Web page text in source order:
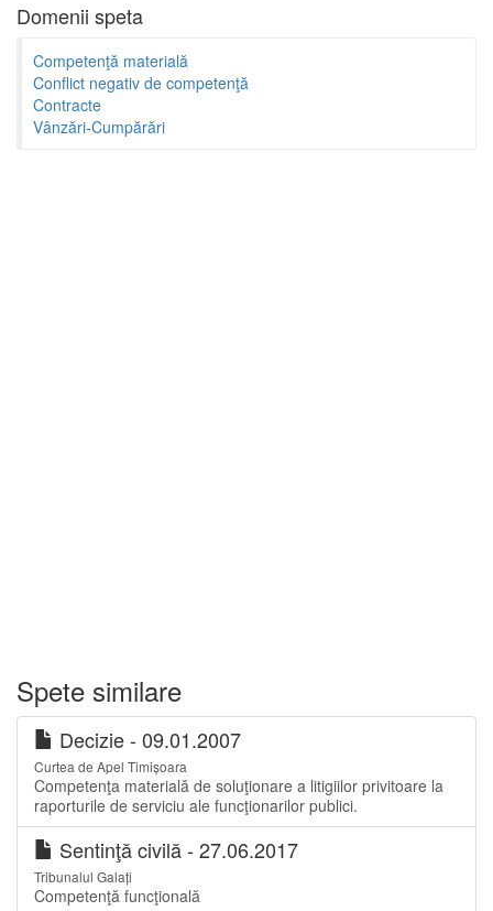
Domenii speta
Competenţă materială
Conflict negativ de competenţă
Contracte
Vânzări-Cumpărări
Spete similare
Decizie - 09.01.2007
Curtea de Apel Timișoara
Competenţa materială de soluţionare a litigiilor privitoare la
raporturile de serviciu ale funcţionarilor publici.
Sentinţă civilă - 27.06.2017
Tribunalul Galați
Competenţă funcţională